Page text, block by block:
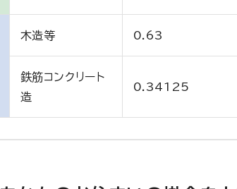
木造等 0.63
鉄筋コンクリート
造
0.34125